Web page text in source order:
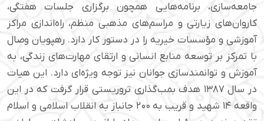
جامعه‌سازی، برنامه‌هایی همچون برگزاری جلسات هفتگی،
کاروان‌های زیارتی و مراسم‌های مذهبی منظم، راه‌اندازی مراکز
آموزشی و مؤسسات خیریه را در دستور کار دارد. رهپویان وصال
با تمرکز بر توسعه منابع انسانی و ارتقای مهارت‌های زندگی، به
آموزش و توانمندسازی جوانان نیز توجه ویژه‌ای دارد. این هیات
در سال ۱۳۸۷ هدف بمب‌گذاری تروریستی قرار گرفت که در این
واقعه ۱۴ شهید و قریب به ۲۰۰ جانباز به انقلاب اسلامی و اسلام